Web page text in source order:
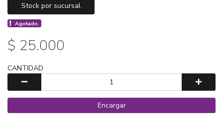
Stock por sucursal
Agotado.
$ 25.000
CANTIDAD
Encargar